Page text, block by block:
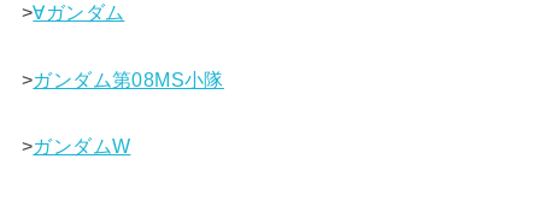
>∀ガンダム
>ガンダム第08MS小隊
>ガンダムW